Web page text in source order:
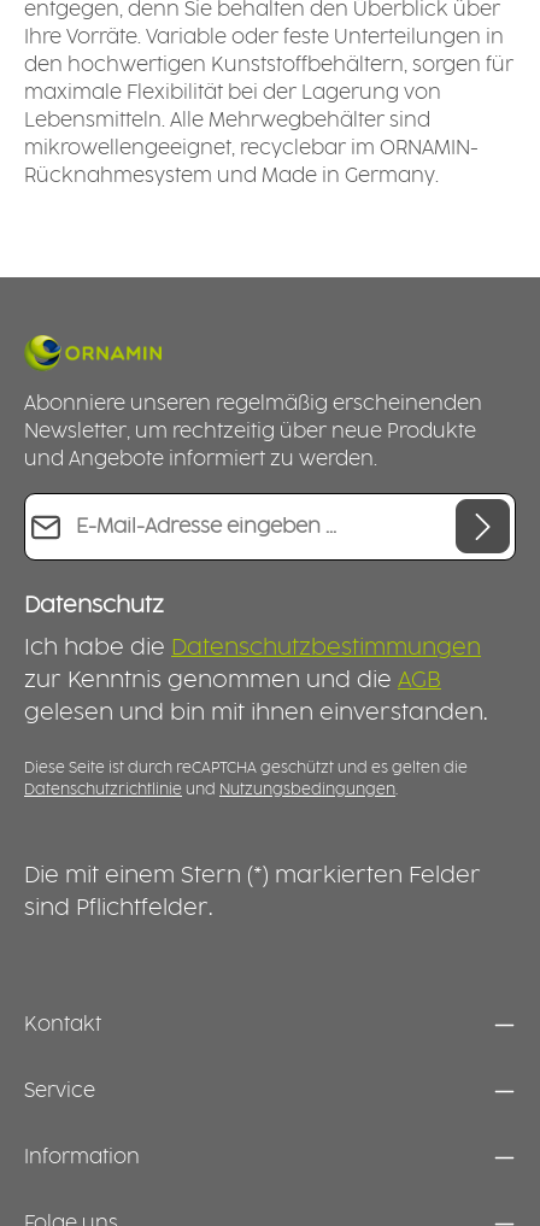
entgegen, denn Sie behalten den Überblick über
Ihre Vorräte. Variable oder feste Unterteilungen in
den hochwertigen Kunststoffbehältern, sorgen für
maximale Flexibilität bei der Lagerung von
Lebensmitteln. Alle Mehrwegbehälter sind
mikrowellengeeignet, recyclebar im ORNAMIN-
Rücknahmesystem und Made in Germany.
Abonniere unseren regelmäßig erscheinenden
Newsletter, um rechtzeitig über neue Produkte
und Angebote informiert zu werden.
E-Mail-Adresse*
Datenschutz
Ich habe die
Datenschutzbestimmungen
zur Kenntnis genommen und die AGB
gelesen und bin mit ihnen einverstanden.
Diese Seite ist durch reCAPTCHA geschützt und es gelten die
Datenschutzrichtlinie und Nutzungsbedingungen
Die mit einem Stern (*) markierten Felder
sind Pflichtfelder.
Kontakt
Service
Information